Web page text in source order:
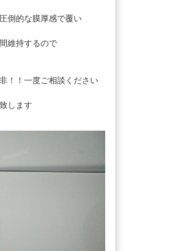
倒的な膜厚感で覆い
維持するので
！！一度ご相談ください
します